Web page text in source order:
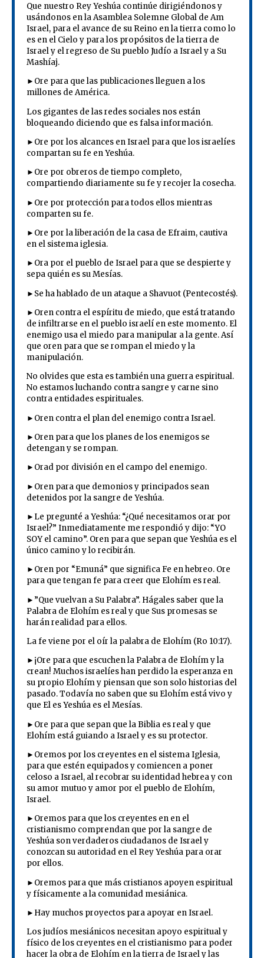
Que nuestro Rey Yeshúa continúe dirigiéndonos y
usándonos en la Asamblea Solemne Global de Am
Israel, para el avance de su Reino en la tierra como lo
es en el Cielo y para los propósitos de la tierra de
Israel y el regreso de Su pueblo Judío a Israel y a Su
Mashíaj.
►Ore para que las publicaciones lleguen a los
millones de América.
Los gigantes de las redes sociales nos están
bloqueando diciendo que es falsa información.
►Ore por los alcances en Israel para que los israelíes
compartan su fe en Yeshúa.
►Ore por obreros de tiempo completo,
compartiendo diariamente su fe y recojer la cosecha.
►Ore por protección para todos ellos mientras
comparten su fe.
►Ore por la liberación de la casa de Efraim, cautiva
en el sistema iglesia.
►Ora por el pueblo de Israel para que se despierte y
sepa quién es su Mesías.
►Se ha hablado de un ataque a Shavuot (Pentecostés).
►Oren contra el espíritu de miedo, que está tratando
de infiltrarse en el pueblo israelí en este momento. El
enemigo usa el miedo para manipular a la gente. Así
que oren para que se rompan el miedo y la
manipulación.
No olvides que esta es también una guerra espiritual.
No estamos luchando contra sangre y carne sino
contra entidades espirituales.
►Oren contra el plan del enemigo contra Israel.
►Oren para que los planes de los enemigos se
detengan y se rompan.
►Orad por división en el campo del enemigo.
►Oren para que demonios y principados sean
detenidos por la sangre de Yeshúa.
►Le pregunté a Yeshúa: “¿Qué necesitamos orar por
Israel?” Inmediatamente me respondió y dijo: “YO
SOY el camino”. Oren para que sepan que Yeshúa es el
único camino y lo recibirán.
►Oren por “Emuná” que significa Fe en hebreo. Ore
para que tengan fe para creer que Elohím es real.
►”Que vuelvan a Su Palabra”. Hágales saber que la
Palabra de Elohím es real y que Sus promesas se
harán realidad para ellos.
La fe viene por el oír la palabra de Elohím (Ro 10:17).
►¡Ore para que escuchen la Palabra de Elohím y la
crean! Muchos israelíes han perdido la esperanza en
su propio Elohím y piensan que son solo historias del
pasado. Todavía no saben que su Elohím está vivo y
que El es Yeshúa es el Mesías.
►Ore para que sepan que la Biblia es real y que
Elohím está guiando a Israel y es su protector.
►Oremos por los creyentes en el sistema Iglesia,
para que estén equipados y comiencen a poner
celoso a Israel, al recobrar su identidad hebrea y con
su amor mutuo y amor por el pueblo de Elohím,
Israel.
►Oremos para que los creyentes en en el
cristianismo comprendan que por la sangre de
Yeshúa son verdaderos ciudadanos de Israel y
conozcan su autoridad en el Rey Yeshúa para orar
por ellos.
►Oremos para que más cristianos apoyen espiritual
y físicamente a la comunidad mesiánica.
►Hay muchos proyectos para apoyar en Israel.
Los judíos mesiánicos necesitan apoyo espiritual y
físico de los creyentes en el cristianismo para poder
hacer la obra de Elohím en la tierra de Israel y las